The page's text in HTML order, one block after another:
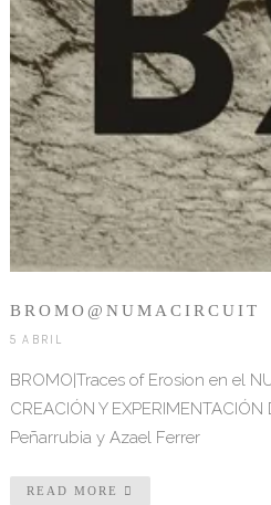
BROMO@NUMACIRCUIT
5 ABRIL
BROMO|Traces of Erosion en el
CREACIÓN Y
Peñarrubia y Azael Ferrer
READ MORE